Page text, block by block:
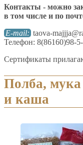
Контакты - можно
в том числе и по
E-mail: taova-
Телефон: 8(86160)98-
Сертификаты
Полба,
и каша